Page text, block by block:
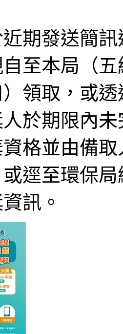
期發送簡
至本局（
領取，或
於期限內
格並由備
逕至環保局
訊。